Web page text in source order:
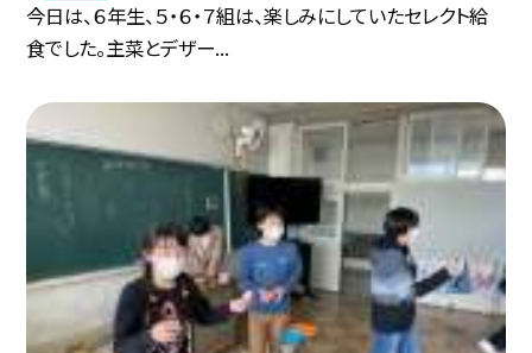
今日は、６年生、５・６・７組は、楽しみにしていたセレクト給
食でした。主菜とデザー...